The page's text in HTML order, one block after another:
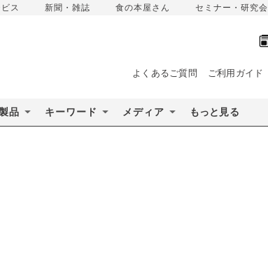
ス 新聞・雑誌 食の本屋さん セミナー・研究会
よくあるご質問 ご利用ガイド
品 キーワード メディア もっと見る